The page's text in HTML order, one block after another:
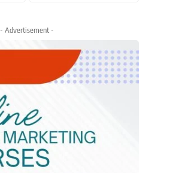
- Advertisement -